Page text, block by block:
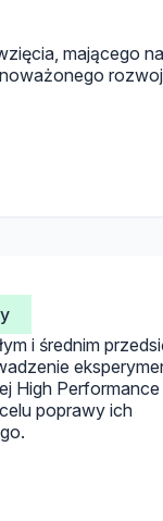
mającego
i średnim
High
poprawy ich